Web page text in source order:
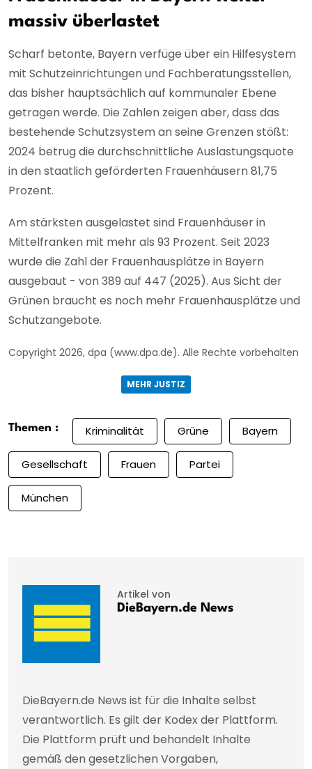
massiv überlastet
Scharf betonte, Bayern verfüge über ein Hilfesystem
mit Schutzeinrichtungen und Fachberatungsstellen,
das bisher hauptsächlich auf kommunaler Ebene
getragen werde. Die Zahlen zeigen aber, dass das
bestehende Schutzsystem an seine Grenzen stößt:
2024 betrug die durchschnittliche Auslastungsquote
in den staatlich geförderten Frauenhäusern 81,75
Prozent.
Am stärksten ausgelastet sind Frauenhäuser in
Mittelfranken mit mehr als 93 Prozent. Seit 2023
wurde die Zahl der Frauenhausplätze in Bayern
ausgebaut - von 389 auf 447 (2025). Aus Sicht der
Grünen braucht es noch mehr Frauenhausplätze und
Schutzangebote.
Copyright 2026, dpa (www.dpa.de). Alle Rechte vorbehalten
MEHR JUSTIZ
Themen : Kriminalität Grüne Bayern
Gesellschaft Frauen Partei
München
Artikel von
DieBayern.de News
DieBayern.de News ist für die Inhalte selbst
verantwortlich. Es gilt der Kodex der Plattform.
Die Plattform prüft und behandelt Inhalte
gemäß den gesetzlichen Vorgaben,